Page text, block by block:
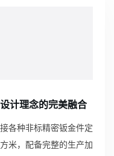
计理念的完美融合
各种非标精密钣金件定
米，配备完整的生产加